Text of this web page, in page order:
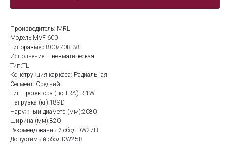
Производитель: MRL
Модель:MVF 600
Типоразмер:800/70R-38
Исполнение: Пневматическая
Тип:TL
Конструкция каркаса: Радиальная
Сегмент: Средний
Тип протектора (по TRA):R-1W
Нагрузка (кг):189D
Наружный диаметр (мм):2080
Ширина (мм):820
Рекомендованный обод:DW27B
Допустимый обод:DW25B